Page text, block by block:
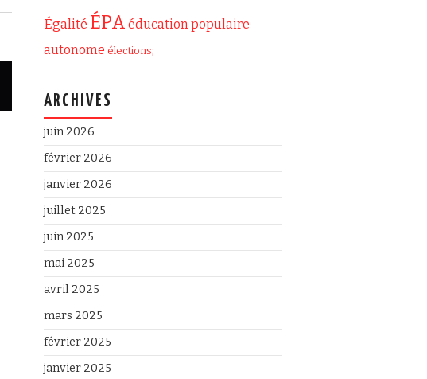
Égalité ÉPA éducation populaire
autonome élections;
ARCHIVES
juin 2026
février 2026
janvier 2026
juillet 2025
juin 2025
mai 2025
avril 2025
mars 2025
février 2025
janvier 2025